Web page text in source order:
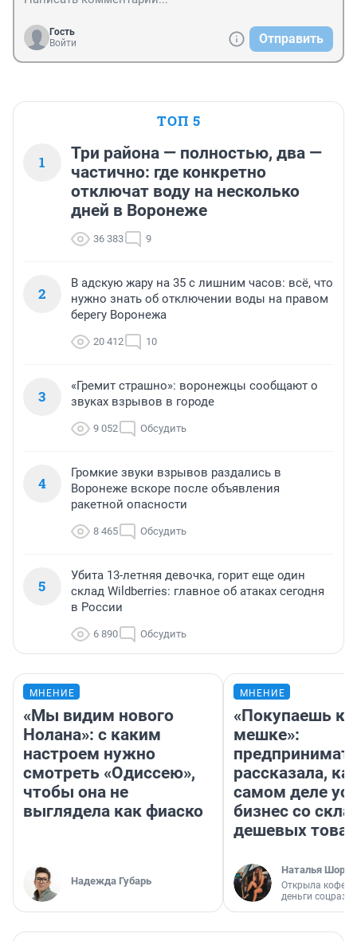
Гость
Войти
Отправить
ТОП 5
1
Три района — полностью, два —
частично: где конкретно
отключат воду на несколько
дней в Воронеже
36 383 9
2
В адскую жару на 35 с лишним часов: всё, что
нужно знать об отключении воды на правом
берегу Воронежа
20 412 10
3
«Гремит страшно»: воронежцы сообщают о
звуках взрывов в городе
9 052 Обсудить
4
Громкие звуки взрывов раздались в
Воронеже вскоре после объявления
ракетной опасности
8 465 Обсудить
5
Убита 13-летняя девочка, горит еще один
склад Wildberries: главное об атаках сегодня
в России
6 890 Обсудить
МНЕНИЕ
«Мы видим нового
Нолана»: с каким
настроем нужно
смотреть «Одиссею»,
чтобы она не
выглядела как фиаско
Надежда Губарь
МНЕНИЕ
«Покупаешь
мешке»:
рассказала,
самом деле
бизнес со
дешевых
Наталья
Открыла
деньги